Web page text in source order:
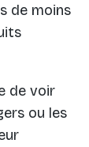
de moins
de voir
ou les